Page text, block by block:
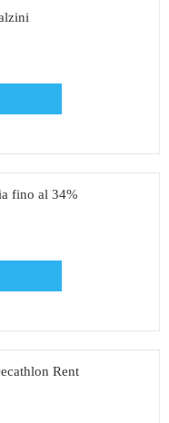
fino al 34%
Rent